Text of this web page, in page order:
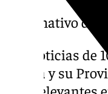
Informativo de
Las noticias de
Sevilla y su
más